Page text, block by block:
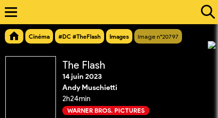
Cinéma #DC #TheFlash Images Image n°20797
The Flash
14 juin 2023
Andy Muschietti
2h24min
WARNER BROS. PICTURES